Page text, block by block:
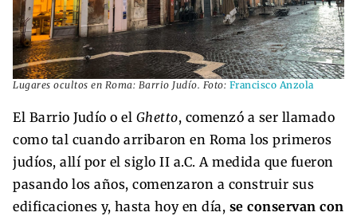
Lugares ocultos en Roma: Barrio Judío. Foto: Francisco Anzola
El Barrio Judío o el Ghetto, comenzó a ser llamado
como tal cuando arribaron en Roma los primeros
judíos, allí por el siglo II a.C. A medida que fueron
pasando los años, comenzaron a construir sus
edificaciones y, hasta hoy en día, se conservan con